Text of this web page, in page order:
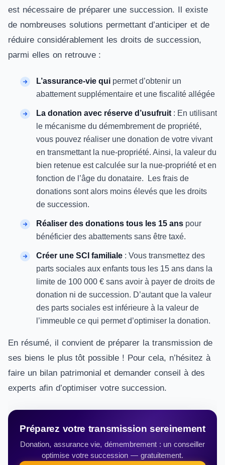
est nécessaire de préparer une succession. Il existe
de nombreuses solutions permettant d’anticiper et de
réduire considérablement les droits de succession,
parmi elles on retrouve :
L’assurance-vie qui permet d’obtenir un
abattement supplémentaire et une fiscalité allégée
La donation avec réserve d’usufruit : En utilisant
le mécanisme du démembrement de propriété,
vous pouvez réaliser une donation de votre vivant
en transmettant la nue-propriété. Ainsi, la valeur du
bien retenue est calculée sur la nue-propriété et en
fonction de l’âge du donataire. Les frais de
donations sont alors moins élevés que les droits
de succession.
Réaliser des donations tous les 15 ans pour
bénéficier des abattements sans être taxé.
Créer une SCI familiale : Vous transmettez des
parts sociales aux enfants tous les 15 ans dans la
limite de 100 000 € sans avoir à payer de droits de
donation ni de succession. D’autant que la valeur
des parts sociales est inférieure à la valeur de
l’immeuble ce qui permet d’optimiser la donation.
En résumé, il convient de préparer la transmission de
ses biens le plus tôt possible ! Pour cela, n’hésitez à
faire un bilan patrimonial et demander conseil à des
experts afin d’optimiser votre succession.
Préparez votre transmission sereinement
Donation, assurance vie, démembrement : un conseiller
optimise votre succession — gratuitement.